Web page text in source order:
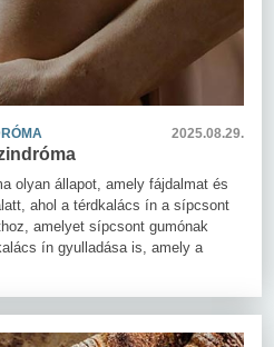
2025.08.29.
olyan állapot, amely fájdalmat és
ahol a térdkalács ín a sípcsont
amelyet sípcsont gumónak
ín gyulladása is, amely a